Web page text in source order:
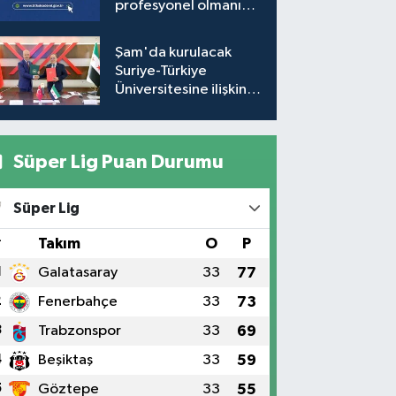
profesyonel olmanıza
Şam'da kurulacak
Suriye-Türkiye
Üniversitesine ilişkin
Süper Lig Puan Durumu
Süper Lig
Takım O P
Galatasaray 33 77
Fenerbahçe 33 73
Trabzonspor 33 69
Beşiktaş 33 59
Göztepe 33 55